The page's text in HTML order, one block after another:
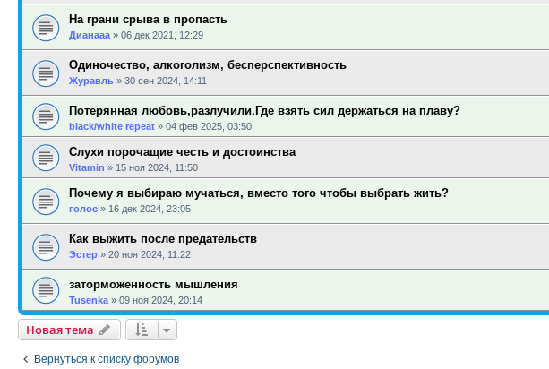
На грани срыва в пропасть
Дианааа » 06 дек 2021, 12:29
Одиночество, алкоголизм, бесперспективность
Журавль » 30 сен 2024, 14:11
Потерянная любовь,разлучили.Где взять сил держаться на плаву?
black/white repeat » 04 фев 2025, 03:50
Слухи порочащие честь и достоинства
Vitamin » 15 ноя 2024, 11:50
Почему я выбираю мучаться, вместо того чтобы выбрать жить?
голос » 16 дек 2024, 23:05
Как выжить после предательств
Эстер » 20 ноя 2024, 11:22
заторможенность мышления
Tusenka » 09 ноя 2024, 20:14
Новая тема
Вернуться к списку форумов